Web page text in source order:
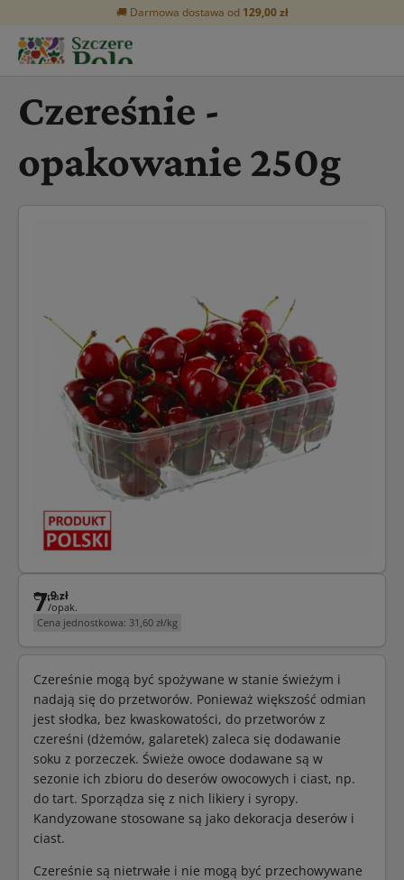
🚚 Darmowa dostawa od 129,00 zł
Czereśnie -
opakowanie 250g
Cena:
7,9 zł
/opak.
Cena jednostkowa: 31,60 zł/kg
Czereśnie mogą być spożywane w stanie świeżym i
nadają się do przetworów. Ponieważ większość odmian
jest słodka, bez kwaskowatości, do przetworów z
czereśni (dżemów, galaretek) zaleca się dodawanie
soku z porzeczek. Świeże owoce dodawane są w
sezonie ich zbioru do deserów owocowych i ciast, np.
do tart. Sporządza się z nich likiery i syropy.
Kandyzowane stosowane są jako dekoracja deserów i
ciast.
Czereśnie są nietrwałe i nie mogą być przechowywane